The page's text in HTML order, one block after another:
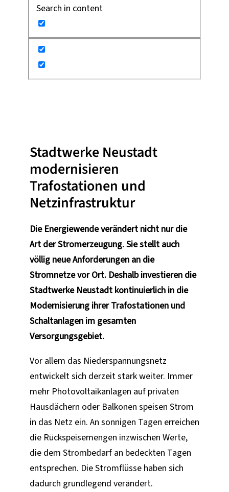
Search in content
Stadtwerke Neustadt
modernisieren
Trafostationen und
Netzinfrastruktur
Die Energiewende verändert nicht nur die
Art der Stromerzeugung. Sie stellt auch
völlig neue Anforderungen an die
Stromnetze vor Ort. Deshalb investieren die
Stadtwerke Neustadt kontinuierlich in die
Modernisierung ihrer Trafostationen und
Schaltanlagen im gesamten
Versorgungsgebiet.
Vor allem das Niederspannungsnetz
entwickelt sich derzeit stark weiter. Immer
mehr Photovoltaikanlagen auf privaten
Hausdächern oder Balkonen speisen Strom
in das Netz ein. An sonnigen Tagen erreichen
die Rückspeisemengen inzwischen Werte,
die dem Strombedarf an bedeckten Tagen
entsprechen. Die Stromflüsse haben sich
dadurch grundlegend verändert.